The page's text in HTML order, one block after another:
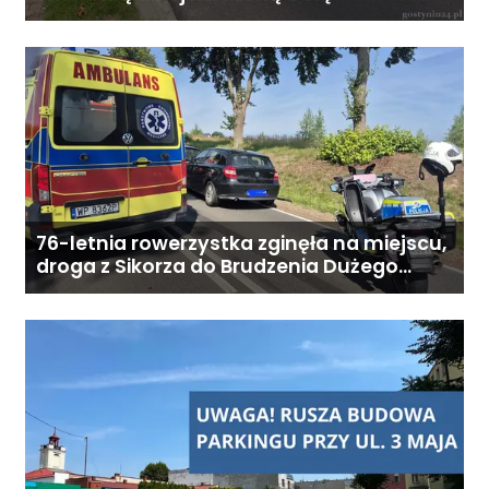
zamieszkaniem: od 6800 zł
miesięcznie. Ostateczna cena
zależy od zakresu opieki oraz
indywidualnych potrzeb
podopiecznego. Zadzwoń: 726
284 828 Poniedziałek–piątek,
9:00–18:00
76-letnia rowerzystka zginęła na miejscu,
droga z Sikorza do Brudzenia Dużego
zablokowana